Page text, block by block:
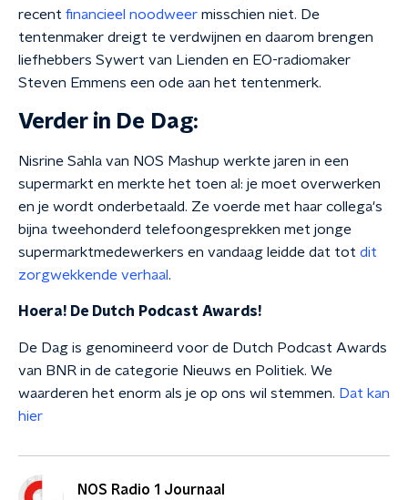
recent financieel noodweer misschien niet. De
tentenmaker dreigt te verdwijnen en daarom brengen
liefhebbers Sywert van Lienden en EO-radiomaker
Steven Emmens een ode aan het tentenmerk.
Verder in De Dag:
Nisrine Sahla van NOS Mashup werkte jaren in een
supermarkt en merkte het toen al: je moet overwerken
en je wordt onderbetaald. Ze voerde met haar collega's
bijna tweehonderd telefoongesprekken met jonge
supermarktmedewerkers en vandaag leidde dat tot dit
zorgwekkende verhaal .
Hoera! De Dutch Podcast Awards!
De Dag is genomineerd voor de Dutch Podcast Awards
van BNR in de categorie Nieuws en Politiek. We
waarderen het enorm als je op ons wil stemmen. Dat kan
hier
NOS Radio 1 Journaal